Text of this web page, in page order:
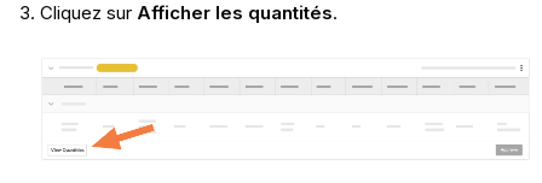
Cliquez sur Afficher les quantités.